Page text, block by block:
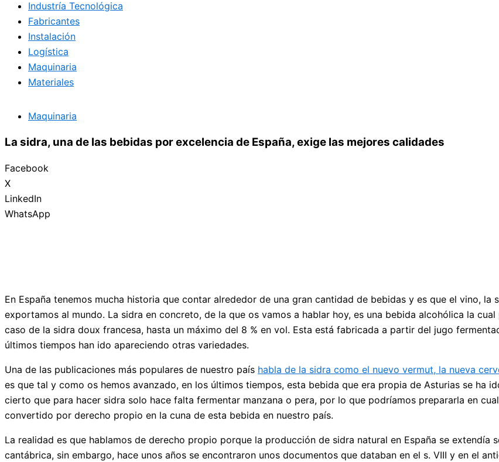
Industría Tecnológica
Fabricantes
Instalación
Logística
Maquinaria
Materiales
Maquinaria
La sidra, una de las bebidas por excelencia de España, exige las mejores calidades
Facebook
X
LinkedIn
WhatsApp
En España tenemos mucha historia que contar alrededor de una gran cantidad de bebidas y es que el vino,
exportamos al mundo. La sidra en concreto, de la que os vamos a hablar hoy, es una bebida alcohólica la
caso de la sidra doux francesa, hasta un máximo del 8 % en vol. Esta está fabricada a partir del jugo
últimos tiempos han ido apareciendo otras variedades.
Una de las publicaciones más populares de nuestro país habla de la sidra como el nuevo vermut, la nueva
es que tal y como os hemos avanzado, en los últimos tiempos, esta bebida que era propia de Asturias se ha
cierto que para hacer sidra solo hace falta fermentar manzana o pera, por lo que podríamos prepararla en
convertido por derecho propio en la cuna de esta bebida en nuestro país.
La realidad es que hablamos de derecho propio porque la producción de sidra natural en España se
cantábrica, sin embargo, hace unos años se encontraron unos documentos que databan en el s. VIII y en el